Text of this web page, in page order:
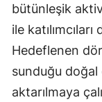
bütünleşik
ile
Hedeflenen
sunduğu
aktarılmaya